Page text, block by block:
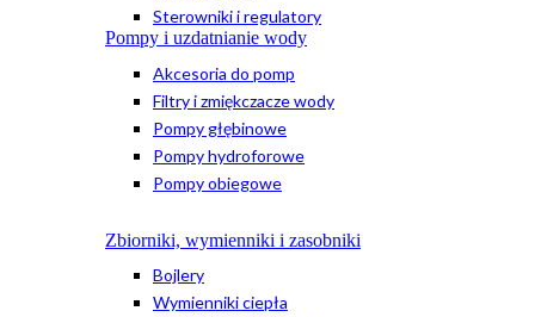
Sterowniki i regulatory
Pompy i uzdatnianie wody
Akcesoria do pomp
Filtry i zmiękczacze wody
Pompy głębinowe
Pompy hydroforowe
Pompy obiegowe
Zbiorniki, wymienniki i zasobniki
Bojlery
Wymienniki ciepła